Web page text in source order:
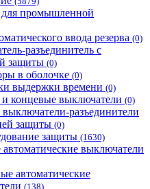
промышленной
ввода резерва (0)
разъединитель с
защиты (0)
в оболочке (0)
выдержки времени (0)
концевые выключатели (0)
разъединители
защиты (0)
защиты (1630)
выключатели
автоматические
(138)